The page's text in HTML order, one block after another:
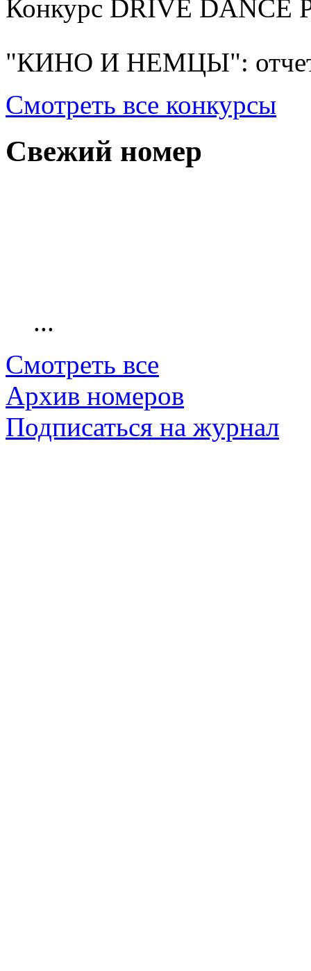
Конкурс DRIVE DANCE
"КИНО И НЕМЦЫ": отчет
Смотреть все конкурсы
Свежий номер
...
Смотреть все
Архив номеров
Подписаться на журнал